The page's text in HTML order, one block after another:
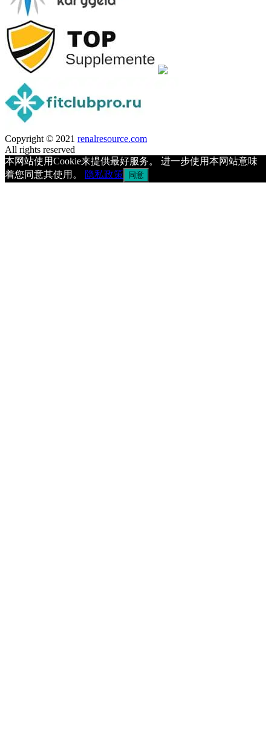
Copyright © 2021 renalresource.com
All rights reserved
本网站使用Cookie来提供最好服务。 进一步使用本网站意味
着您同意其使用。
隐私政策 同意